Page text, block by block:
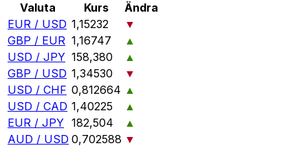
Valuta Kurs
Ändra
EUR / USD 1,15232
▼
GBP / EUR 1,16747
▲
USD / JPY 158,380
▲
GBP / USD 1,34530
▼
USD / CHF 0,812664 ▲
USD / CAD 1,40225
▲
EUR / JPY 182,504
▲
AUD / USD 0,702588 ▼